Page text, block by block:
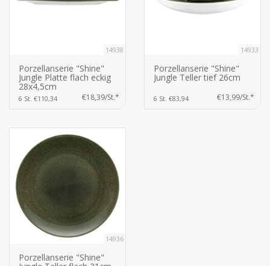
14938
Porzellanserie "Shine"
Jungle Platte flach eckig
28x4,5cm
6 St. €110,34 €18,39/St.*
14933
Porzellanserie "Shine"
Jungle Teller tief 26cm
6 St. €83,94 €13,99/St.*
14936
Porzellanserie "Shine"